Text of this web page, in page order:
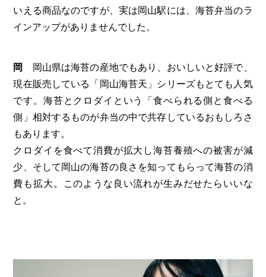
いえる商品なのですが、実は岡山駅には、海苔弁当のラ
インアップがありませんでした。
岡
岡山県は海苔の産地でもあり、おいしいと好評で、
現在販売している「岡山海苔天」シリーズもとても人気
です。海苔とクロダイという「食べられる側と食べる
側」相対するものが弁当の中で共存しているおもしろさ
もあります。
クロダイを食べて消費が拡大し海苔養殖への被害が減
少、そして岡山の海苔の良さを知ってもらって海苔の消
費も拡大。このような良い流れが生みだせたらいいな
と。